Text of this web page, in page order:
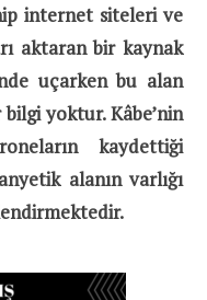
internet siteleri ve
aktaran bir kaynak
uçarken bu alan
yoktur. Kâbe’nin
kaydettiği
alanın varlığı